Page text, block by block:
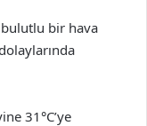
bulutlu bir hava
31°C’ye